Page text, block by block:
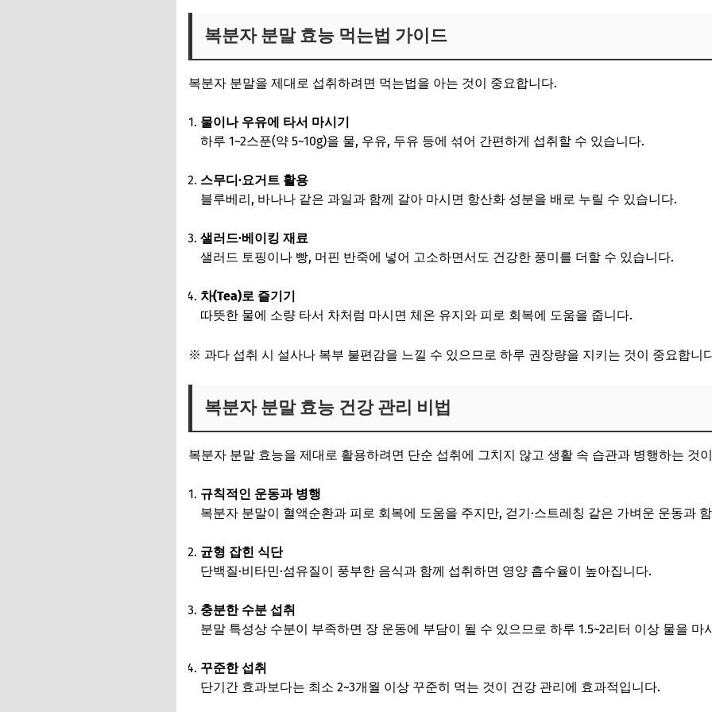
복분자 분말 효능 먹는법 가이드
복분자 분말을 제대로 섭취하려면 먹는법을 아는 것이 중요합니다.
물이나 우유에 타서 마시기
하루 1~2스푼(약 5~10g)을 물, 우유, 두유 등에 섞어 간편하게 섭취할 수 있습니다.
스무디·요거트 활용
블루베리, 바나나 같은 과일과 함께 갈아 마시면 항산화 성분을 배로 누릴 수 있습니다.
샐러드·베이킹 재료
샐러드 토핑이나 빵, 머핀 반죽에 넣어 고소하면서도 건강한 풍미를 더할 수 있습니다.
차(Tea)로 즐기기
따뜻한 물에 소량 타서 차처럼 마시면 체온 유지와 피로 회복에 도움을 줍니다.
※ 과다 섭취 시 설사나 복부 불편감을 느낄 수 있으므로 하루 권장량을 지키는 것이 중요합니
복분자 분말 효능 건강 관리 비법
복분자 분말 효능을 제대로 활용하려면 단순 섭취에 그치지 않고 생활 속 습관과 병행하는 것
규칙적인 운동과 병행
복분자 분말이 혈액순환과 피로 회복에 도움을 주지만, 걷기·스트레칭 같은 가벼운 운동과
균형 잡힌 식단
단백질·비타민·섬유질이 풍부한 음식과 함께 섭취하면 영양 흡수율이 높아집니다.
충분한 수분 섭취
분말 특성상 수분이 부족하면 장 운동에 부담이 될 수 있으므로 하루 1.5~2리터 이상 물을 마
꾸준한 섭취
단기간 효과보다는 최소 2~3개월 이상 꾸준히 먹는 것이 건강 관리에 효과적입니다.